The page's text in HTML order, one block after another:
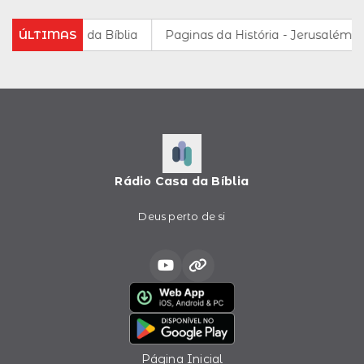
ÚLTIMAS
da Casa da Bíblia Paginas da História - Jerusalém na
Rádio Casa da Bíblia
Deus perto de si
Página Inicial